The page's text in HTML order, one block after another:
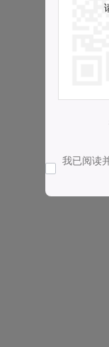
我已阅读